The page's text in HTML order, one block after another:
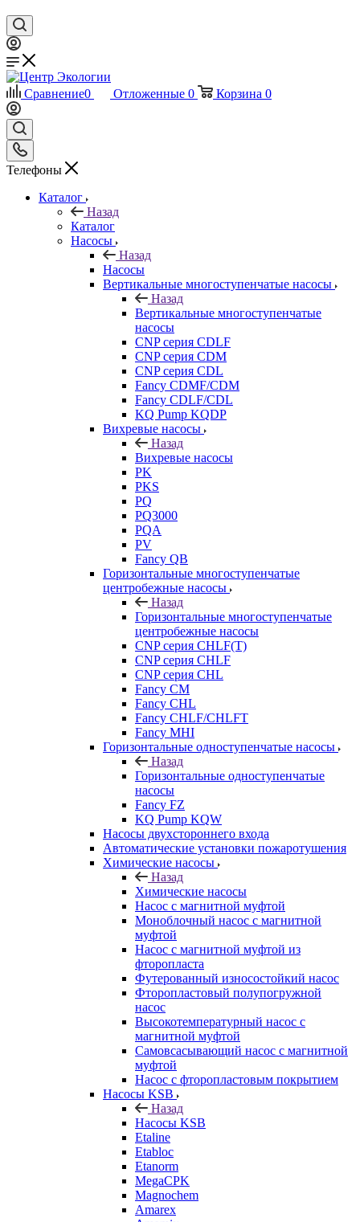
Сравнение0 Отложенные 0 Корзина 0
Телефоны
Каталог
Назад
Каталог
Насосы
Назад
Насосы
Вертикальные многоступенчатые насосы
Назад
Вертикальные многоступенчатые
насосы
CNP серия CDLF
CNP серия CDM
CNP серия CDL
Fancy CDMF/CDM
Fancy CDLF/CDL
KQ Pump KQDP
Вихревые насосы
Назад
Вихревые насосы
PK
PKS
PQ
PQ3000
PQA
PV
Fancy QB
Горизонтальные многоступенчатые
центробежные насосы
Назад
Горизонтальные многоступенчатые
центробежные насосы
CNP серия CHLF(T)
CNP серия CHLF
CNP серия CHL
Fancy CM
Fancy CHL
Fancy CHLF/CHLFT
Fancy MHI
Горизонтальные одноступенчатые насосы
Назад
Горизонтальные одноступенчатые
насосы
Fancy FZ
KQ Pump KQW
Насосы двухстороннего входа
Автоматические установки пожаротушения
Химические насосы
Назад
Химические насосы
Насос с магнитной муфтой
Моноблочный насос с магнитной
муфтой
Насос с магнитной муфтой из
фторопласта
Футерованный износостойкий насос
Фторопластовый полупогружной
насос
Высокотемпературный насос с
магнитной муфтой
Самовсасывающий насос с магнитной
муфтой
Насос с фторопластовым покрытием
Насосы KSB
Назад
Насосы KSB
Etaline
Etabloc
Etanorm
MegaCPK
Magnochem
Amarex